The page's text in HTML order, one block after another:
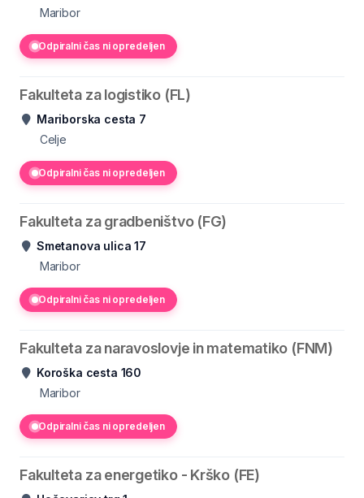
Maribor
Odpiralni čas ni opredeljen
Fakulteta za logistiko (FL)
Mariborska cesta 7
Celje
Odpiralni čas ni opredeljen
Fakulteta za gradbeništvo (FG)
Smetanova ulica 17
Maribor
Odpiralni čas ni opredeljen
Fakulteta za naravoslovje in matematiko (FNM)
Koroška cesta 160
Maribor
Odpiralni čas ni opredeljen
Fakulteta za energetiko - Krško (FE)